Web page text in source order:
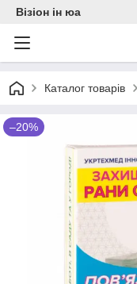
Візіон ін юа
Каталог товарів
–20%